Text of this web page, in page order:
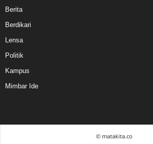
Berita
Berdikari
Lensa
Politik
Kampus
Mimbar Ide
© matakita.co